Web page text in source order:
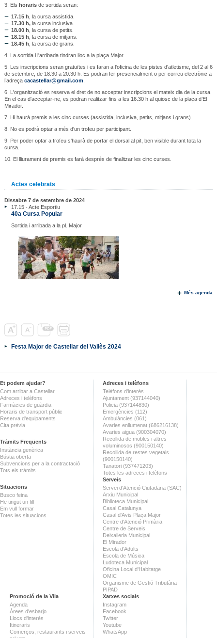
3. Els horarisde sortida seran:
17.15 h , la cursa assistida.
17.30 h,la cursa inclusiva.
18.00 h , la cursa de petits.
18.15 h , la cursa de mitjans.
18.45 h , la cursa de grans.
4. La sortida i l'arribada tindran lloc a la plaça Major.
5. Les inscripcions seran gratuïtes i es faran a l'oficina de les pistes d'atletisme, del 2 al 6
de setembre, de 18.30 a 20.30 h. Es podran fer presencialment o per correu electrònic a
l’adreça cacastellar@gmail.com.
6. L'organització es reserva el dret de no acceptar inscripcions el mateix dia de la cursa.
En el cas d'acceptar-ne, es podran realitzar fins a les 16.30 h al quiosc de la plaça d’El
Mirador.
7. Hi haurà premis a les cinc curses (assistida, inclusiva, petits, mitjans i grans).
8. No es podrà optar a més d'un trofeu per participant.
9. Per poder optar a trofeu s'haurà de portar el dorsal al pit, ben visible durant tota la
cursa.
10. El lliurament de premis es farà després de finalitzar les cinc curses.
Actes celebrats
Dissabte 7 de setembre de 2024
17.15 - Acte Esportiu
40a Cursa Popular
Sortida i arribada a la pl. Major
Més agenda
Festa Major de Castellar del Vallès 2024
Et podem ajudar?
Com arribar a Castellar
Adreces i telèfons
Farmàcies de guàrdia
Horaris de transport públic
Reserva d'equipaments
Cita prèvia
Tràmits Freqüents
Instància genèrica
Bústia oberta
Subvencions per a la contractació
Tots els tràmits
Situacions
Busco feina
He tingut un fill
Em vull formar
Totes les situacions
Adreces i telèfons
Telèfons d'interès
Ajuntament (937144040)
Policia (937144830)
Emergències (112)
Ambulàncies (061)
Avaries enllumenat (686216138)
Avaries aigua (900304070)
Recollida de mobles i altres
voluminosos (900150140)
Recollida de restes vegetals
(900150140)
Tanatori (937471203)
Totes les adreces i telèfons
Serveis
Servei d'Atenció Ciutadana (SAC)
Arxiu Municipal
Biblioteca Municipal
Casal Catalunya
Casal d'Avis Plaça Major
Centre d'Atenció Primària
Centre de Serveis
Deixalleria Municipal
El Mirador
Escola d'Adults
Escola de Música
Ludoteca Municipal
Oficina Local d'Habitatge
OMIC
Organisme de Gestió Tributària
PIPAD
Promoció de la Vila
Agenda
Àrees d'esbarjo
Llocs d'interès
Itineraris
Comerços, restaurants i serveis
Xarxes socials
Instagram
Facebook
Twitter
Youtube
WhatsApp